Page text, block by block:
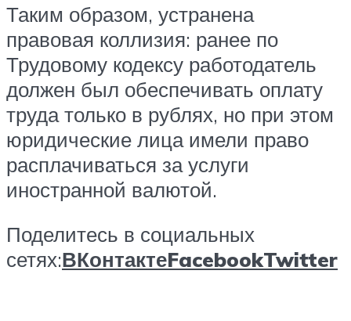
Таким образом, устранена
правовая коллизия: ранее по
Трудовому кодексу работодатель
должен был обеспечивать оплату
труда только в рублях, но при этом
юридические лица имели право
расплачиваться за услуги
иностранной валютой.
Поделитесь в социальных
сетях:ВКонтактеFacebookTwitter